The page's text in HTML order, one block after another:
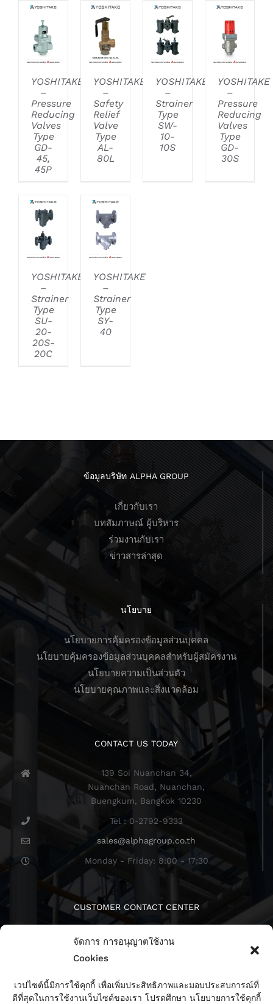
จัดการ การอนุญาตใช้งาน
Cookies
เวปไซต์นี้มีการใช้คุกกี้ เพื่อเพิ่มประสิทธิภาพและมอบประสบการณ์ที่
ดีที่สุดในการใช้งานเว็บไซต์ของเรา โปรดศึกษา นโยบายการใช้คุกกี้
DETAILS
YOSHITAKE
–
Pressure
Reducing
Valves
Type
GD-
45,
45P
DETAILS
YOSHITAKE
–
Safety
Relief
Valve
Type
AL-
80L
DETAILS
YOSHITAKE
–
Strainer
Type
SW-
10-
10S
DETAILS
YOSHITAKE
–
Pressure
Reducing
Valves
Type
GD-
30S
DETAILS
YOSHITAKE
–
Strainer
Type
SU-
20-
20S-
20C
DETAILS
YOSHITAKE
–
Strainer
Type
SY-
40
ข้อมูลบริษัท ALPHA GROUP
เกี่ยวกับเรา
บทสัมภาษณ์ ผู้บริหาร
ร่วมงานกับเรา
ข่าวสารล่าสุด
นโยบาย
นโยบายการคุ้มครองข้อมูลส่วนบุคคล
นโยบายคุ้มครองข้อมูลส่วนบุคคลสำหรับผู้สมัครงาน
นโยบายความเป็นส่วนตัว
นโยบายคุณภาพและสิ่งแวดล้อม
CONTACT US TODAY
139 Soi Nuanchan 34,
Nuanchan Road, Nuanchan,
Buengkum, Bangkok 10230
Tel : 0-2792-9333
sales@alphagroup.co.th
Monday - Friday: 8:00 - 17:30
CUSTOMER CONTACT CENTER